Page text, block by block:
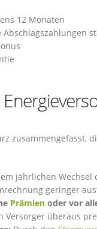
12 Monaten
zusammengefasst,
jährlichen
geringer
Prämien oder vor
Versorger überaus